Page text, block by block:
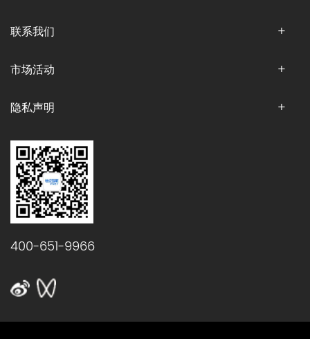
联系我们
市场活动
隐私声明
400-651-9966